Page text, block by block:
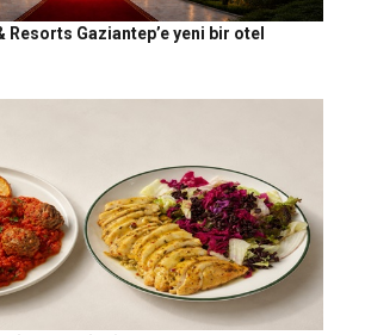
Resorts Gaziantep’e yeni bir otel